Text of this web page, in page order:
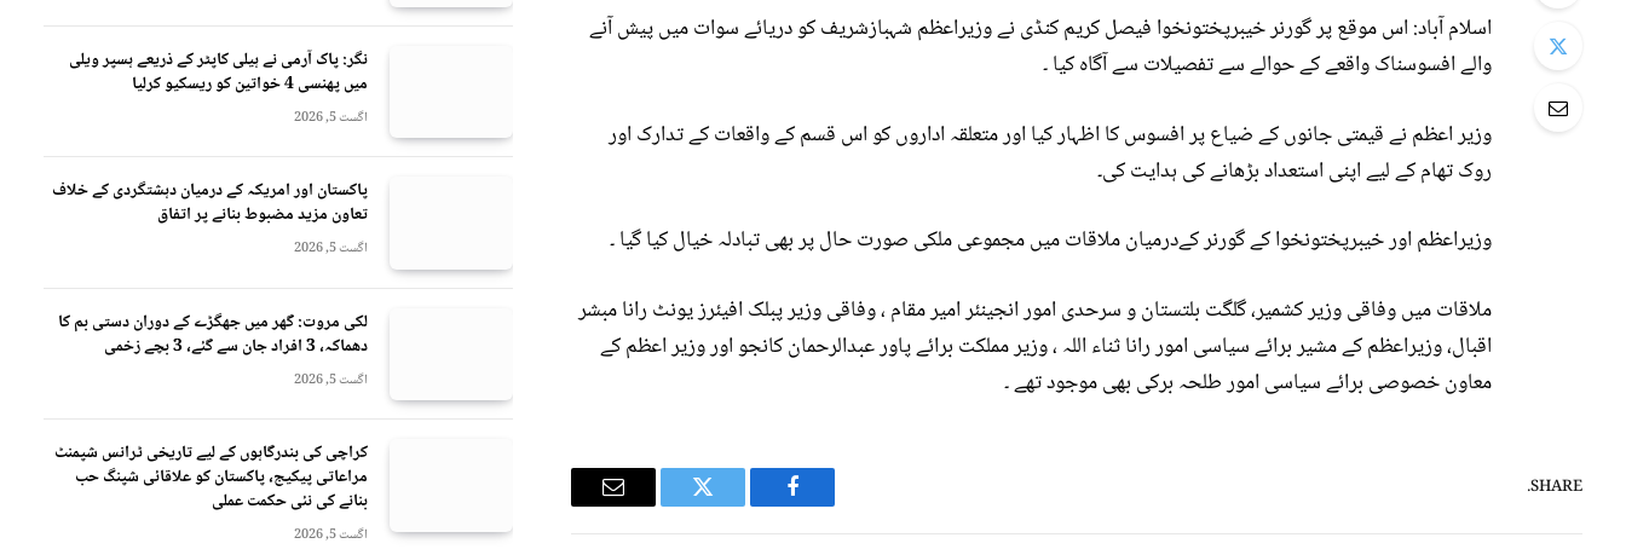
اسلام آباد: اس موقع پر گورنر خیبرپختونخوا فیصل کریم کنڈی نے وزیراعظم شہبازشریف کو دریائے سوات میں پیش آنے
والے افسوسناک واقعے کے حوالے سے تفصیلات سے آگاہ کیا ۔
وزیر اعظم نے قیمتی جانوں کے ضیاع پر افسوس کا اظہار کیا اور متعلقہ اداروں کو اس قسم کے واقعات کے تدارک اور
روک تھام کے لیے اپنی استعداد بڑھانے کی ہدایت کی۔
وزیراعظم اور خیبرپختونخوا کے گورنر کےدرمیان ملاقات میں مجموعی ملکی صورت حال پر بھی تبادلہ خیال کیا گیا ۔
ملاقات میں وفاقی وزیر کشمیر، گلگت بلتستان و سرحدی امور انجینئر امیر مقام ، وفاقی وزیر پبلک افیئرز یونٹ رانا مبشر
اقبال، وزیراعظم کے مشیر برائے سیاسی امور رانا ثناء اللہ ، وزیر مملکت برائے پاور عبدالرحمان کانجو اور وزیر اعظم کے
معاون خصوصی برائے سیاسی امور طلحہ برکی بھی موجود تھے ۔
SHARE.
Facebook
Twitter
Email
نگر: پاک آرمی نے ہیلی کاپٹر کے ذریعے ہسپر ویلی
میں پھنسی 4 خواتین کو ریسکیو کرلیا
اگست 5, 2026
پاکستان اور امریکہ کے درمیان دہشتگردی کے خلاف
تعاون مزید مضبوط بنانے پر اتفاق
اگست 5, 2026
لکی مروت: گھر میں جھگڑے کے دوران دستی بم کا
دھماکہ، 3 افراد جان سے گئے، 3 بچے زخمی
اگست 5, 2026
کراچی کی بندرگاہوں کے لیے تاریخی ٹرانس شپمنٹ
مراعاتی پیکیج، پاکستان کو علاقائی شپنگ حب
بنانے کی نئی حکمت عملی
اگست 5, 2026